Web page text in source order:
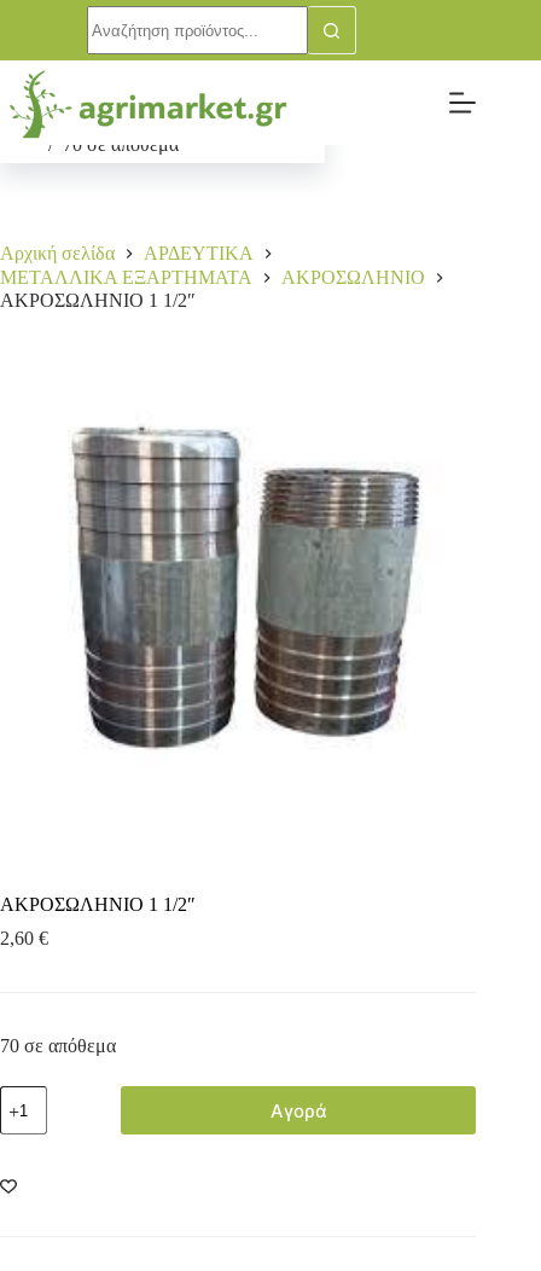
ΑΚΡΟΣΩΛΗΝΙΟ 1 1/2″
2,60€
70 σε απόθεμα
Αγορά
Αρχική σελίδα
ΑΡΔΕΥΤΙΚΑ
ΜΕΤΑΛΛΙΚΑ ΕΞΑΡΤΗΜΑΤΑ
ΑΚΡΟΣΩΛΗΝΙΟ
ΑΚΡΟΣΩΛΗΝΙΟ 1 1/2″
ΑΚΡΟΣΩΛΗΝΙΟ 1 1/2″
2,60 €
70 σε απόθεμα
Αγορά